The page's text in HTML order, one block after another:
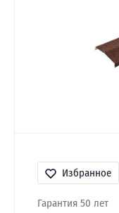
Избранное
Гарантия 50 лет